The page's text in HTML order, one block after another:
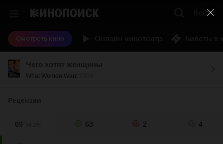
Войти
Смотреть кино
What Women Want
69 63 2 4